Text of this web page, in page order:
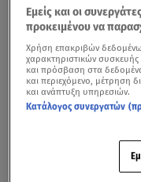
Εμείς και οι
προκειμένου να
Χρήση επακριβών
χαρακτηριστικών
και πρόσβαση στα
και περιεχόμενο, μέτρηση
και ανάπτυξη υπηρεσιών.
Κατάλογος συνεργατών